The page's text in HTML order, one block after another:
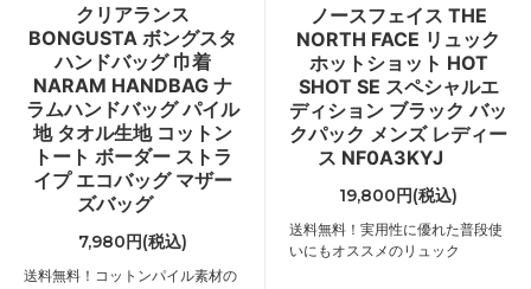
クリアランス
BONGUSTA ボングスタ
ハンドバッグ 巾着
NARAM HANDBAG ナ
ラムハンドバッグ パイル
地 タオル生地 コットン
トート ボーダー ストラ
イプ エコバッグ マザー
ズバッグ
7,980円(税込)
送料無料！コットンパイル素材の
ノースフェイス THE
NORTH FACE リュック
ホットショット HOT
SHOT SE スペシャルエ
ディション ブラック バッ
クパック メンズ レディー
ス NF0A3KYJ
19,800円(税込)
送料無料！実用性に優れた普段使
いにもオススメのリュック